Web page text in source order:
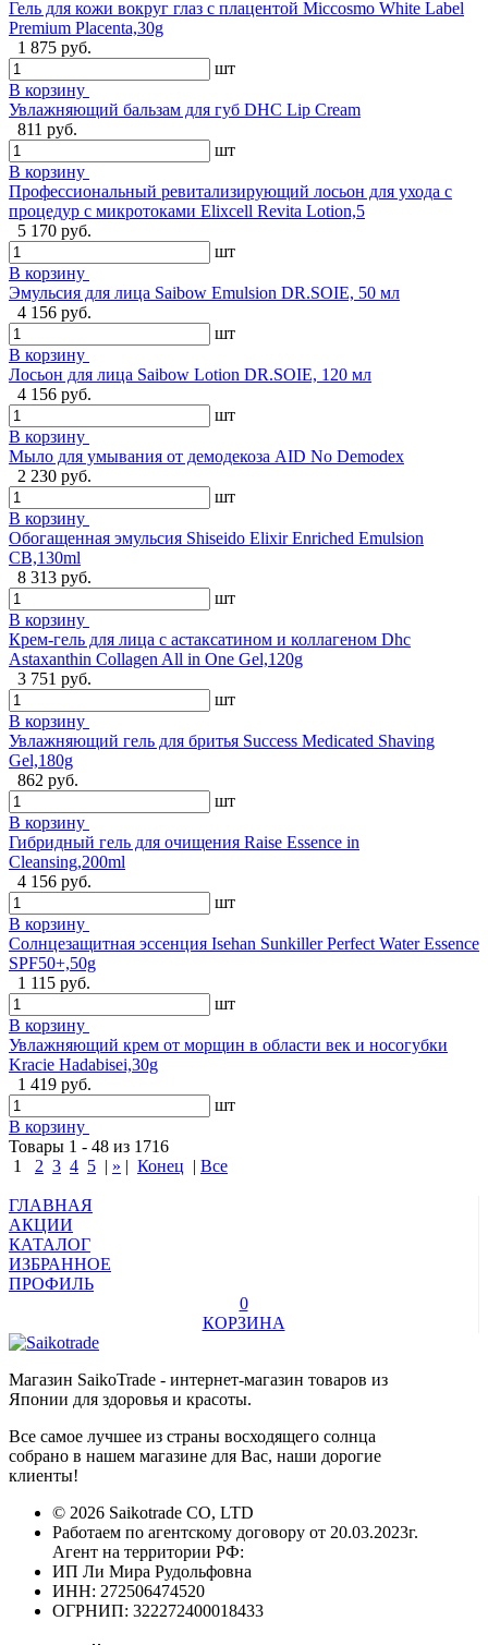
Гель для кожи вокруг глаз с плацентой Miccosmo White Label
Premium Placenta,30g
1 875 руб.
шт
В корзину
Увлажняющий бальзам для губ DHC Lip Cream
811 руб.
шт
В корзину
Профессиональный ревитализирующий лосьон для ухода с
процедур с микротоками Elixcell Revita Lotion,5
5 170 руб.
шт
В корзину
Эмульсия для лица Saibow Emulsion DR.SOIE, 50 мл
4 156 руб.
шт
В корзину
Лосьон для лица Saibow Lotion DR.SOIE, 120 мл
4 156 руб.
шт
В корзину
Мыло для умывания от демодекоза AID No Demodex
2 230 руб.
шт
В корзину
Обогащенная эмульсия Shiseido Elixir Enriched Emulsion
CB,130ml
8 313 руб.
шт
В корзину
Крем-гель для лица с астаксатином и коллагеном Dhc
Astaxanthin Collagen All in One Gel,120g
3 751 руб.
шт
В корзину
Увлажняющий гель для бритья Success Medicated Shaving
Gel,180g
862 руб.
шт
В корзину
Гибридный гель для очищения Raise Essence in
Cleansing,200ml
4 156 руб.
шт
В корзину
Солнцезащитная эссенция Isehan Sunkiller Perfect Water Essence
SPF50+,50g
1 115 руб.
шт
В корзину
Увлажняющий крем от морщин в области век и носогубки
Kracie Hadabisei,30g
1 419 руб.
шт
В корзину
Товары 1 - 48 из 1716
1
2 3 4 5 | » | Конец | Все
ГЛАВНАЯ
АКЦИИ
КАТАЛОГ
ИЗБРАННОЕ
ПРОФИЛЬ
0
КОРЗИНА
Магазин SaikoTrade - интернет-магазин товаров из
Японии для здоровья и красоты.
Все самое лучшее из страны восходящего солнца
собрано в нашем магазине для Вас, наши дорогие
клиенты!
© 2026 Saikotrade CO, LTD
Работаем по агентскому договору от 20.03.2023г.
Агент на территории РФ:
ИП Ли Мира Рудольфовна
ИНН: 272506474520
ОГРНИП: 322272400018433